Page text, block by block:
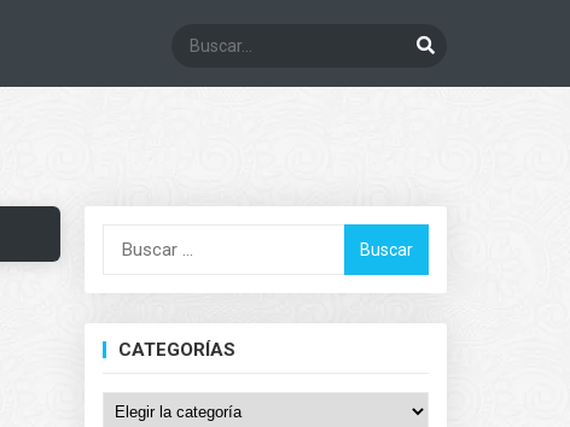
Buscar:
CATEGORÍAS
Categorías